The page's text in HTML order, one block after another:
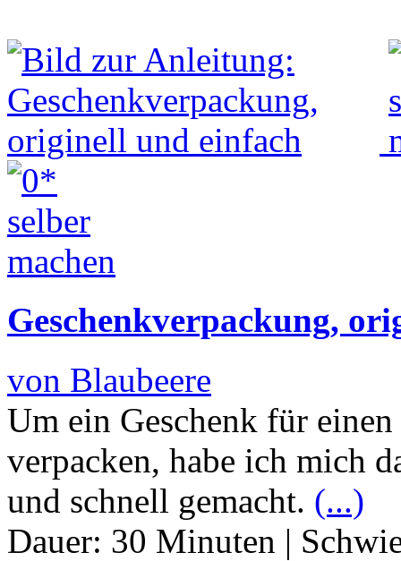
Geschenkverpackung,
von Blaubeere
Um ein Geschenk für
verpacken, habe ich mich
und schnell gemacht. (...)
Dauer: 30 Minuten |